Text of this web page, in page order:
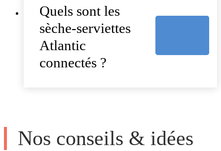
Quels sont les
sèche-serviettes
Atlantic
connectés ?
Nos conseils & idées